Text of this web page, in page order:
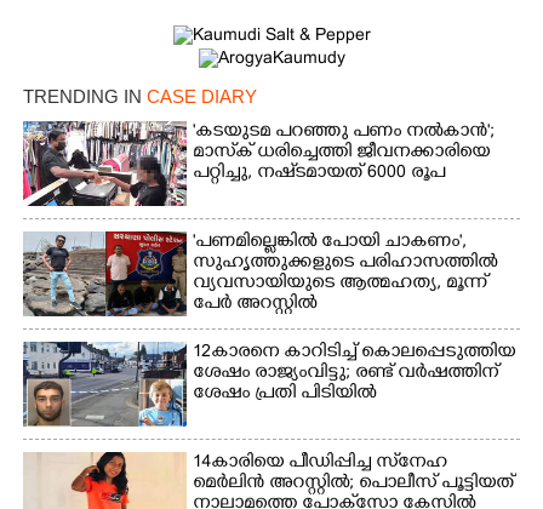
TRENDING IN CASE DIARY
'കടയുടമ പറഞ്ഞു പണം നൽകാൻ';
മാസ്‌ക് ധരിച്ചെത്തി ജീവനക്കാരിയെ
പറ്റിച്ചു, നഷ്‌ടമായത് 6000 രൂപ
'പണമില്ലെങ്കിൽ പോയി ചാകണം',
സുഹൃത്തുക്കളുടെ പരിഹാസത്തിൽ
വ്യവസായിയുടെ ആത്മഹത്യ, മൂന്ന്
പേർ അറസ്റ്റിൽ
12കാരനെ കാറിടിച്ച് കൊലപ്പെടുത്തിയ
ശേഷം രാജ്യംവിട്ടു; രണ്ട് വർഷത്തിന്
ശേഷം പ്രതി പിടിയിൽ
14കാരിയെ പീഡിപ്പിച്ച സ്‌നേഹ
മെർലിൻ അറസ്റ്റിൽ; പൊലീസ് പൂട്ടിയത്